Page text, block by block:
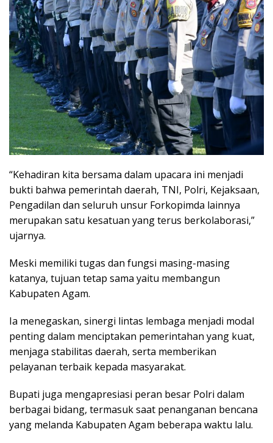
“Kehadiran kita bersama dalam upacara ini menjadi
bukti bahwa pemerintah daerah, TNI, Polri, Kejaksaan,
Pengadilan dan seluruh unsur Forkopimda lainnya
merupakan satu kesatuan yang terus berkolaborasi,”
ujarnya.
Meski memiliki tugas dan fungsi masing-masing
katanya, tujuan tetap sama yaitu membangun
Kabupaten Agam.
Ia menegaskan, sinergi lintas lembaga menjadi modal
penting dalam menciptakan pemerintahan yang kuat,
menjaga stabilitas daerah, serta memberikan
pelayanan terbaik kepada masyarakat.
Bupati juga mengapresiasi peran besar Polri dalam
berbagai bidang, termasuk saat penanganan bencana
yang melanda Kabupaten Agam beberapa waktu lalu.